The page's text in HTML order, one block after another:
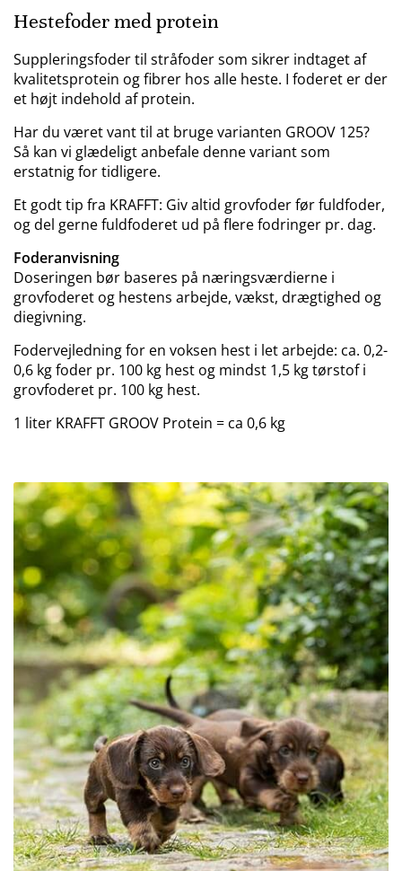
Hestefoder med protein
Suppleringsfoder til stråfoder som sikrer indtaget af
kvalitetsprotein og fibrer hos alle heste. I foderet er der
et højt indehold af protein.
Har du været vant til at bruge varianten GROOV 125?
Så kan vi glædeligt anbefale denne variant som
erstatnig for tidligere.
Et godt tip fra KRAFFT: Giv altid grovfoder før fuldfoder,
og del gerne fuldfoderet ud på flere fodringer pr. dag.
Foderanvisning
Doseringen bør baseres på næringsværdierne i
grovfoderet og hestens arbejde, vækst, drægtighed og
diegivning.
Fodervejledning for en voksen hest i let arbejde: ca. 0,2-
0,6 kg foder pr. 100 kg hest og mindst 1,5 kg tørstof i
grovfoderet pr. 100 kg hest.
1 liter KRAFFT GROOV Protein = ca 0,6 kg